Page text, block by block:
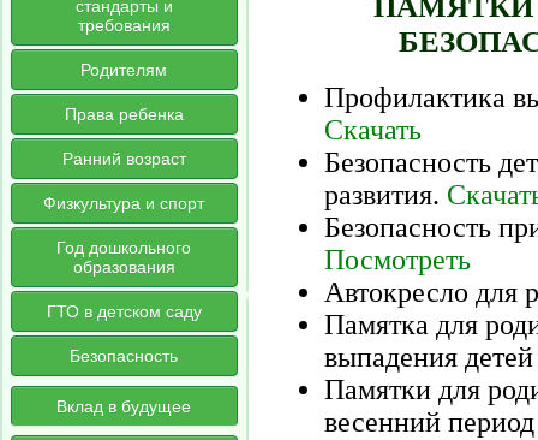
стандарты и
требования
Родителям
Права ребенка
Ранний возраст
Физкультура и спорт
Год дошкольного
образования
ГТО в детском саду
Безопасность
Вклад в будущее
Профилактика
Скачать
Безопасность
развития.
Безопасность
Посмотреть
Автокресло для
Памятка для
выпадения
Памятки для
весенний